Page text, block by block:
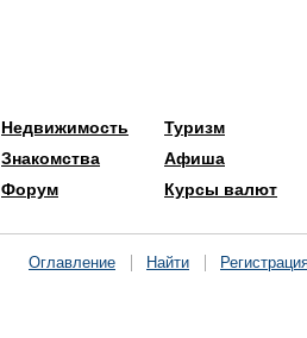
Недвижимость
Знакомства
Форум
Туризм
Афиша
Курсы валют
Оглавление Найти